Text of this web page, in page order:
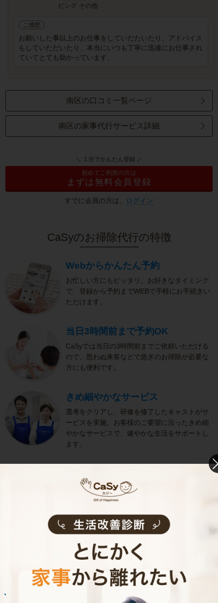
ビング その他
ご感想
お願いした事以上のお仕事をしていだたいたり、アドバイス
もしていただいたり、本当にいつも丁寧に迅速にお仕事され
ていてとても助かっています。
南区の口コミ一覧ページ
南区の家事代行サービス詳細
＼ １分でかんたん登録 ／
初めてご利用の方は
まずは無料会員登録
すでに会員の方は、 ログイン
CaSyのお掃除代行の特徴
Webからかんたん予約
お忙しい方にもピッタリ。お好きなタイミング
で、登録から予約までWEBで手軽にお手続きい
ただけます。
当日3時間前まで予約OK
CaSyでは当日の3時間前までご依頼いただける
ので、思わぬ来客などで急ぎのお掃除が必要な
方にも便利です。
きめ細やかなサービス
選考をクリアし、研修を修了したキャストがサ
ービスを実施。お客様のご要望に沿ったきめ細
やかなサービスで、健やかな生活をサポートし
ます。
お掃除代行のサービス料金
ご利用者インタビュー
お掃除